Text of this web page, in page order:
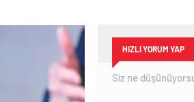
HIZLI YORUM YAP